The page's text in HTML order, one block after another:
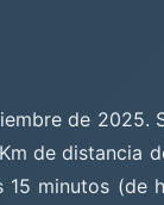
de 2025.
de distancia
minutos (de